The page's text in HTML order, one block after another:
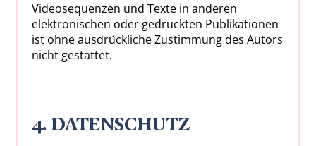
Videosequenzen und Texte in anderen
elektronischen oder gedruckten Publikationen
ist ohne ausdrückliche Zustimmung des Autors
nicht gestattet.
4. DATENSCHUTZ